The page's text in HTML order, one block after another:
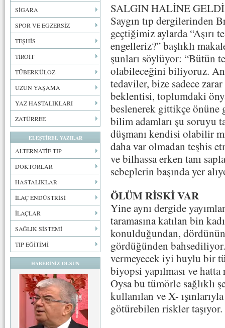
SİGARA
SPOR VE EGZERSİZ
TEŞHİS
TİROİT
TÜBERKÜLOZ
UZUN YAŞAMA
YAZ HASTALIKLARI
ZATÜRREE
ELEŞTİREL YAZILAR
ALTERNATİF TIP
DOKTORLAR
HASTALIKLAR
İLAÇ ENDÜSTRİSİ
İLAÇLAR
SAĞLIK SİSTEMİ
TIP EĞİTİMİ
HABERİNİZ OLSUN
SALGIN HALİNE GELDİ
Saygın tıp dergilerinden
geçtiğimiz aylarda “Aşırı
engelleriz?” başlıklı
şunları söylüyor: “Bütün
olabileceğini biliyoruz.
tedaviler, bize sadece
beklentisi, toplumdaki
beslenerek gittikçe önüne
bilim adamları şu soruyu
düşmanı kendisi olabilir
daha var olmadan teşhis
ve bilhassa erken tanı
sebeplerin başında yer
ÖLÜM RİSKİ VAR
Yine aynı dergide
taramasına katılan bin
konulduğundan, dördünün
gördüğünden bahsediliyor.
vermeyecek iyi huylu bir
biyopsi yapılması ve
Oysa bu tümörle sağlıklı
kullanılan ve X-
götürebilen riskler taşıyor.